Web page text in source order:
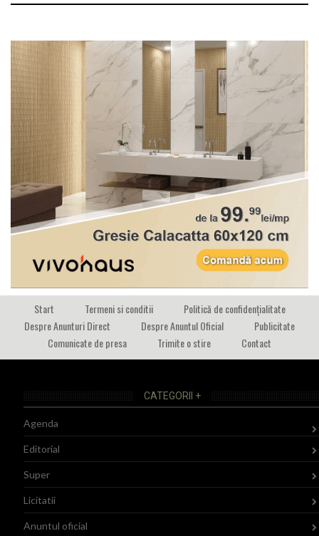
Start Termeni si conditii
Politică de confidențialitate
Despre Anunturi Direct
Despre Anuntul Oficial
Publicitate
Comunicate de presa
Trimite o stire Contact
CATEGORII +
Agenda
Editorial
Super
Licitatii
Anuntul oficial